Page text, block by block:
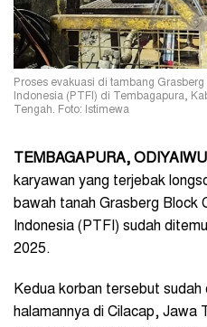
Proses evakuasi di tambang
Indonesia (PTFI) di Tembagapura,
Tengah. Foto: Istimewa
TEMBAGAPURA,
karyawan yang terjebak
bawah tanah Grasberg Block
Indonesia (PTFI) sudah
2025.
Kedua korban tersebut
halamannya di Cilacap, Jawa